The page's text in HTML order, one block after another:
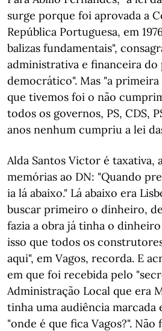
surge porque foi aprovada a
República Portuguesa, em
balizas fundamentais",
administrativa e financeira
democrático". Mas "a
que tivemos foi o não
todos os governos, PS, CDS,
anos nenhum cumpriu a lei
Alda Santos Victor é taxativa,
memórias ao DN: "Quando
ia lá abaixo." Lá abaixo era
buscar primeiro o dinheiro,
fazia a obra já tinha o
isso que todos os
aqui", em Vagos, recorda. E
em que foi recebida pelo
Administração Local que era
tinha uma audiência marcada
"onde é que fica Vagos?". Não